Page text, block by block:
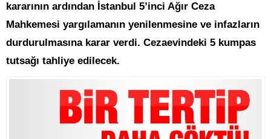
kararının ardından İstanbul 5’inci Ağır Ceza
Mahkemesi yargılamanın yenilenmesine ve infazların
durdurulmasına karar verdi. Cezaevindeki 5 kumpas
tutsağı tahliye edilecek.